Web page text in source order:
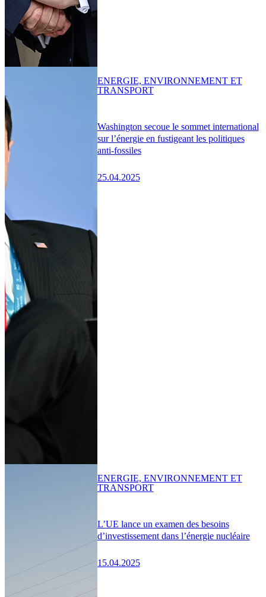
Washington secoue le sommet international
sur l’énergie en fustigeant les politiques
anti-fossiles
25.04.2025
ENERGIE, ENVIRONNEMENT ET
TRANSPORT
L’UE lance un examen des besoins
d’investissement dans l’énergie nucléaire
15.04.2025
ENERGIE, ENVIRONNEMENT ET
TRANSPORT